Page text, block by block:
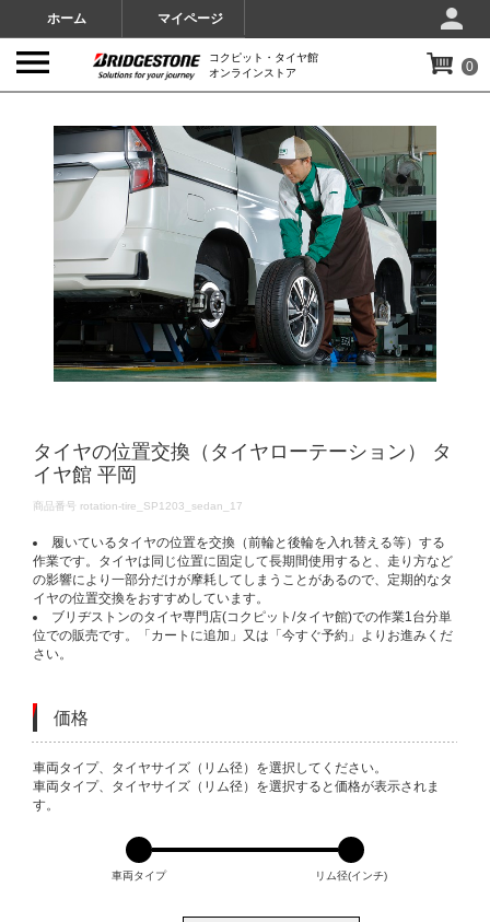
ホーム マイページ
コクピット・タイヤ館
オンラインストア
0
タイヤの位置交換（タイヤローテーション） タ
イヤ館 平岡
DETAILS
商品番号 rotation-tire_SP1203_sedan_17
履いているタイヤの位置を交換（前輪と後輪を入れ替える等）する
作業です。タイヤは同じ位置に固定して長期間使用すると、走り方など
の影響により一部分だけが摩耗してしまうことがあるので、定期的なタ
イヤの位置交換をおすすめしています。
ブリヂストンのタイヤ専門店(コクピット/タイヤ館)での作業1台分単
位での販売です。「カートに追加」又は「今すぐ予約」よりお進みくだ
さい。
価格
VARIATIONS
車両タイプ、タイヤサイズ（リム径）を選択してください。
車両タイプ、タイヤサイズ（リム径）を選択すると価格が表示されま
す。
車両タイプ リム径(インチ)